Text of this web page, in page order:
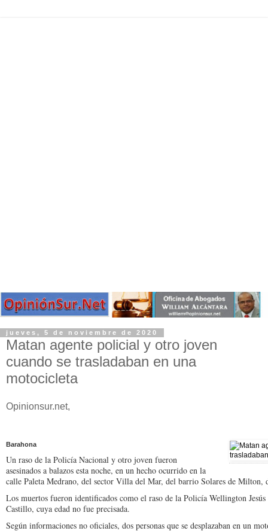
jueves, 5 de noviembre de 2020
Matan agente policial y otro joven
cuando se trasladaban en una
motocicleta
Opinionsur.net,
Barahona
Un raso de la Policía Nacional y otro joven fueron
asesinados a balazos esta noche, en un hecho ocurrido en la
calle Paleta Medrano, del sector Villa del Mar, del barrio Solares de Milton,
Los muertos fueron identificados como el raso de la Policía Wellington
Castillo, cuya edad no fue precisada.
Según informaciones no oficiales, dos personas que se desplazaban en un